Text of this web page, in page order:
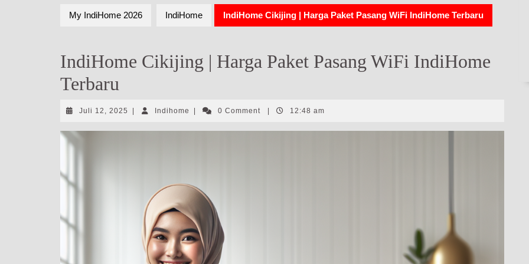
My IndiHome 2026 IndiHome IndiHome Cikijing | Harga Paket Pasang WiFi IndiHome Terbaru
IndiHome Cikijing | Harga Paket Pasang WiFi IndiHome
Terbaru
Juli 12, 2025 Juli
2025
Indihome Indihome0 Comment 12:48 am